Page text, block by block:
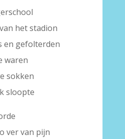
het stadion
en gefolterden
waren
sokken
sloopte
ver van pijn